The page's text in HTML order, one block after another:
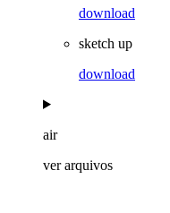
download
sketch up
download
air
ver arquivos